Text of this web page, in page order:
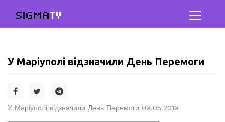
SIGMATV
У Маріуполі відзначили День Перемоги
У Маріуполі відзначили День Перемоги 09.05.2019